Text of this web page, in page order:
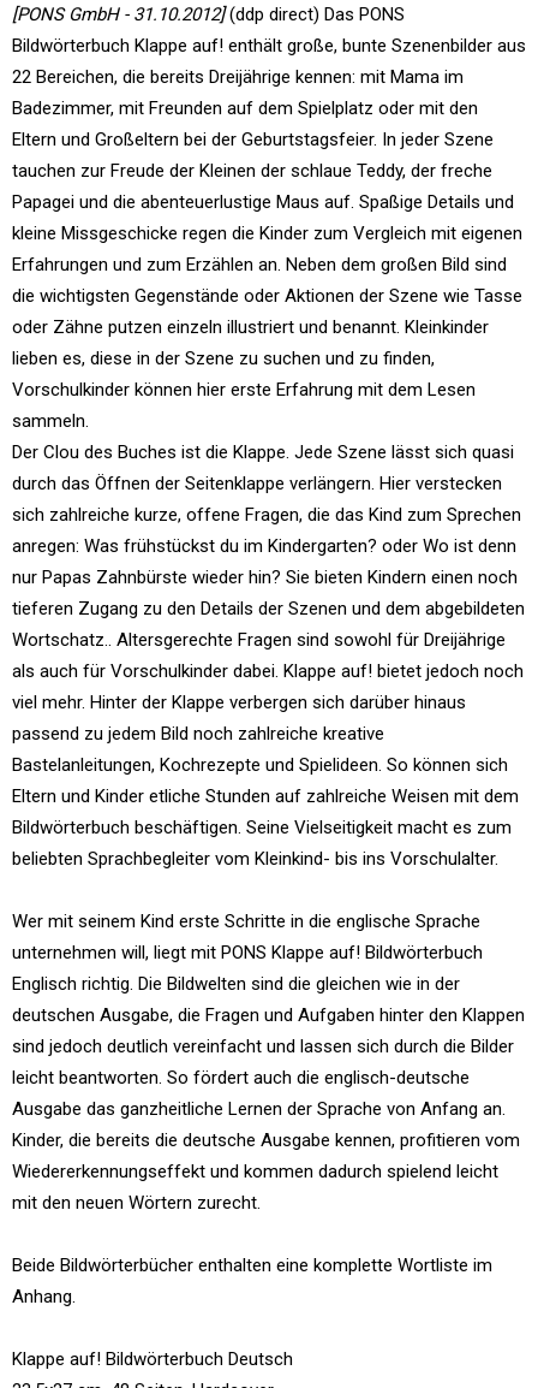
[PONS GmbH - 31.10.2012](ddp direct) Das PONS
Bildwörterbuch Klappe auf! enthält große, bunte Szenenbilder aus
22 Bereichen, die bereits Dreijährige kennen: mit Mama im
Badezimmer, mit Freunden auf dem Spielplatz oder mit den
Eltern und Großeltern bei der Geburtstagsfeier. In jeder Szene
tauchen zur Freude der Kleinen der schlaue Teddy, der freche
Papagei und die abenteuerlustige Maus auf. Spaßige Details und
kleine Missgeschicke regen die Kinder zum Vergleich mit eigenen
Erfahrungen und zum Erzählen an. Neben dem großen Bild sind
die wichtigsten Gegenstände oder Aktionen der Szene wie Tasse
oder Zähne putzen einzeln illustriert und benannt. Kleinkinder
lieben es, diese in der Szene zu suchen und zu finden,
Vorschulkinder können hier erste Erfahrung mit dem Lesen
sammeln.
Der Clou des Buches ist die Klappe. Jede Szene lässt sich quasi
durch das Öffnen der Seitenklappe verlängern. Hier verstecken
sich zahlreiche kurze, offene Fragen, die das Kind zum Sprechen
anregen: Was frühstückst du im Kindergarten? oder Wo ist denn
nur Papas Zahnbürste wieder hin? Sie bieten Kindern einen noch
tieferen Zugang zu den Details der Szenen und dem abgebildeten
Wortschatz.. Altersgerechte Fragen sind sowohl für Dreijährige
als auch für Vorschulkinder dabei. Klappe auf! bietet jedoch noch
viel mehr. Hinter der Klappe verbergen sich darüber hinaus
passend zu jedem Bild noch zahlreiche kreative
Bastelanleitungen, Kochrezepte und Spielideen. So können sich
Eltern und Kinder etliche Stunden auf zahlreiche Weisen mit dem
Bildwörterbuch beschäftigen. Seine Vielseitigkeit macht es zum
beliebten Sprachbegleiter vom Kleinkind- bis ins Vorschulalter.
Wer mit seinem Kind erste Schritte in die englische Sprache
unternehmen will, liegt mit PONS Klappe auf! Bildwörterbuch
Englisch richtig. Die Bildwelten sind die gleichen wie in der
deutschen Ausgabe, die Fragen und Aufgaben hinter den Klappen
sind jedoch deutlich vereinfacht und lassen sich durch die Bilder
leicht beantworten. So fördert auch die englisch-deutsche
Ausgabe das ganzheitliche Lernen der Sprache von Anfang an.
Kinder, die bereits die deutsche Ausgabe kennen, profitieren vom
Wiedererkennungseffekt und kommen dadurch spielend leicht
mit den neuen Wörtern zurecht.
Beide Bildwörterbücher enthalten eine komplette Wortliste im
Anhang.
Klappe auf! Bildwörterbuch Deutsch